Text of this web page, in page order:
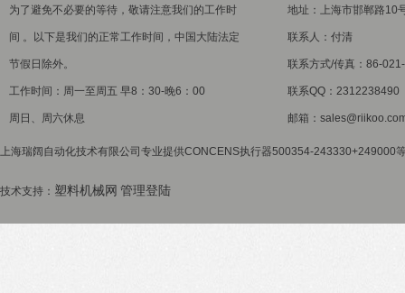
为了避免不必要的等待，敬请注意我们的工作时
间 。以下是我们的正常工作时间，中国大陆法定
节假日除外。
工作时间：周一至周五 早8：30-晚6：00
周日、周六休息
地址：上海市邯郸路10
联系人：付清
联系方式/传真：86-
联系QQ：2312238490
邮箱：
上海瑞阔自动化技术有限公司专业提供CONCENS执行器500354-243330+249000
技术支持： 塑料机械网 管理登陆